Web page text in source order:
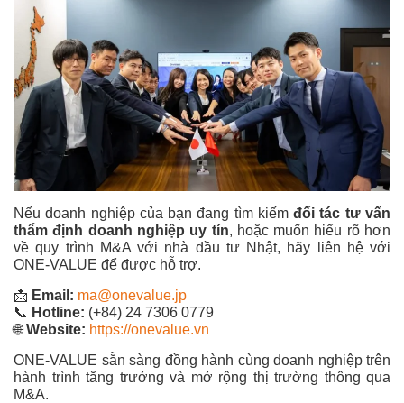
Nếu doanh nghiệp của bạn đang tìm kiếmđối tác tư vấn
thẩm định doanh nghiệp uy tín, hoặc muốn hiểu rõ hơn
về quy trình M&A với nhà đầu tư Nhật, hãy liên hệ với
ONE-VALUE để được hỗ trợ.
📩 Email: ma@onevalue.jp
📞 Hotline: (+84) 24 7306 0779
🌐Website: https://onevalue.vn
ONE-VALUE sẵn sàng đồng hành cùng doanh nghiệp trên
hành trình tăng trưởng và mở rộng thị trường thông qua
M&A.